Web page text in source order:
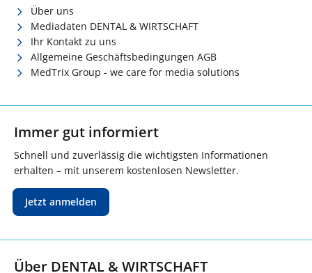
Über uns
Mediadaten DENTAL & WIRTSCHAFT
Ihr Kontakt zu uns
Allgemeine Geschäftsbedingungen AGB
MedTrix Group - we care for media solutions
Immer gut informiert
Schnell und zuverlässig die wichtigsten Informationen
erhalten – mit unserem kostenlosen Newsletter.
Jetzt anmelden
Über DENTAL & WIRTSCHAFT